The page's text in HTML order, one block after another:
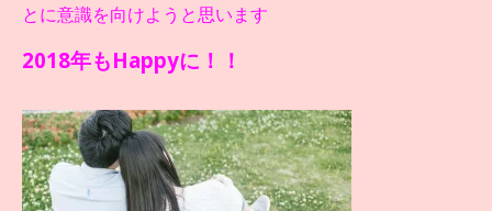
とに意識を向けようと思います
2018年もHappyに！！